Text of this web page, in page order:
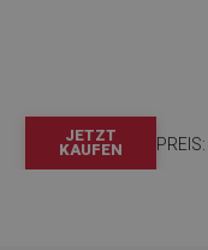
JETZT
KAUFEN
PREIS: